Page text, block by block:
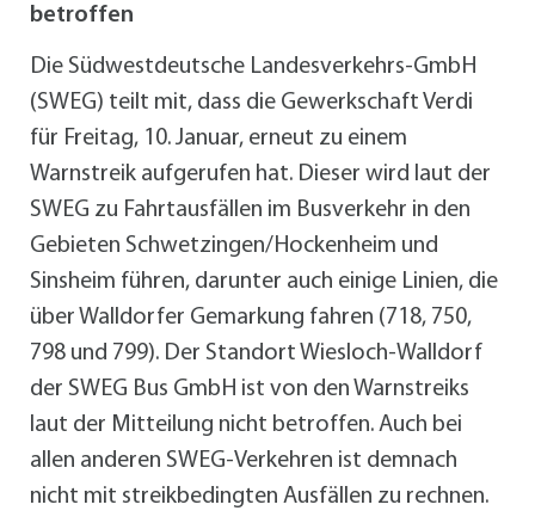
betroffen
Die Südwestdeutsche Landesverkehrs-GmbH
(SWEG) teilt mit, dass die Gewerkschaft Verdi
für Freitag, 10. Januar, erneut zu einem
Warnstreik aufgerufen hat. Dieser wird laut der
SWEG zu Fahrtausfällen im Busverkehr in den
Gebieten Schwetzingen/Hockenheim und
Sinsheim führen, darunter auch einige Linien, die
über Walldorfer Gemarkung fahren (718, 750,
798 und 799). Der Standort Wiesloch-Walldorf
der SWEG Bus GmbH ist von den Warnstreiks
laut der Mitteilung nicht betroffen. Auch bei
allen anderen SWEG-Verkehren ist demnach
nicht mit streikbedingten Ausfällen zu rechnen.